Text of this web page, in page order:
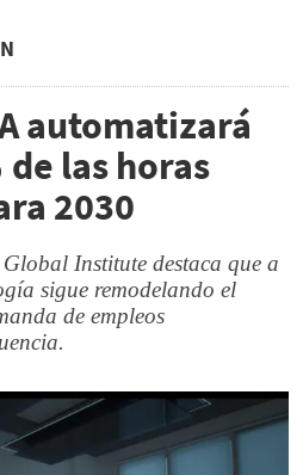
automatizará
de las horas
2030
Institute destaca que a
sigue remodelando el
de empleos